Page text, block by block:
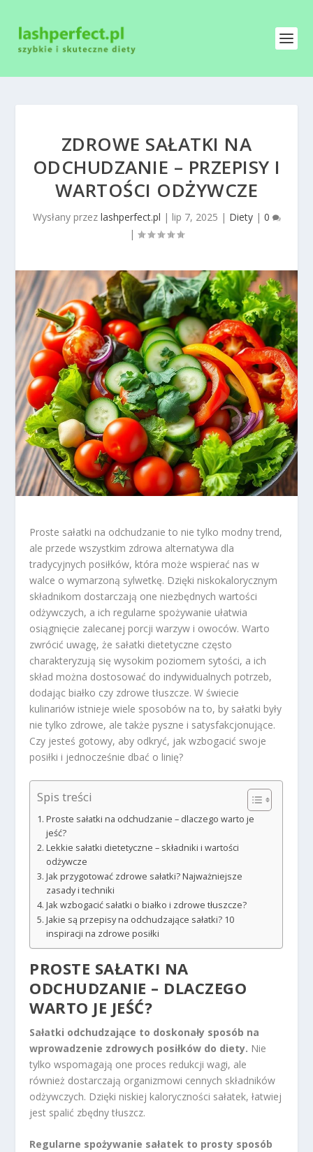
ZDROWE SAŁATKI NA
ODCHUDZANIE – PRZEPISY I
WARTOŚCI ODŻYWCZE
Wysłany przez lashperfect.pl | lip 7, 2025 | Diety| 0
|
Proste sałatki na odchudzanie to nie tylko modny trend,
ale przede wszystkim zdrowa alternatywa dla
tradycyjnych posiłków, która może wspierać nas w
walce o wymarzoną sylwetkę. Dzięki niskokalorycznym
składnikom dostarczają one niezbędnych wartości
odżywczych, a ich regularne spożywanie ułatwia
osiągnięcie zalecanej porcji warzyw i owoców. Warto
zwrócić uwagę, że sałatki dietetyczne często
charakteryzują się wysokim poziomem sytości, a ich
skład można dostosować do indywidualnych potrzeb,
dodając białko czy zdrowe tłuszcze. W świecie
kulinariów istnieje wiele sposobów na to, by sałatki były
nie tylko zdrowe, ale także pyszne i satysfakcjonujące.
Czy jesteś gotowy, aby odkryć, jak wzbogacić swoje
posiłki i jednocześnie dbać o linię?
Spis treści
Proste sałatki na odchudzanie – dlaczego warto je
jeść?
Lekkie sałatki dietetyczne – składniki i wartości
odżywcze
Jak przygotować zdrowe sałatki? Najważniejsze
zasady i techniki
Jak wzbogacić sałatki o białko i zdrowe tłuszcze?
Jakie są przepisy na odchudzające sałatki? 10
inspiracji na zdrowe posiłki
PROSTE SAŁATKI NA
ODCHUDZANIE – DLACZEGO
WARTO JE JEŚĆ?
Sałatki odchudzające to doskonały sposób na
wprowadzenie zdrowych posiłków do diety. Nie
tylko wspomagają one proces redukcji wagi, ale
również dostarczają organizmowi cennych składników
odżywczych. Dzięki niskiej kaloryczności sałatek, łatwiej
jest spalić zbędny tłuszcz.
Regularne spożywanie sałatek to prosty sposób